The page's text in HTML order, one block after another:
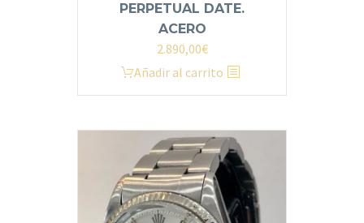
PERPETUAL DATE.
ACERO
2.890,00€
Añadir al carrito